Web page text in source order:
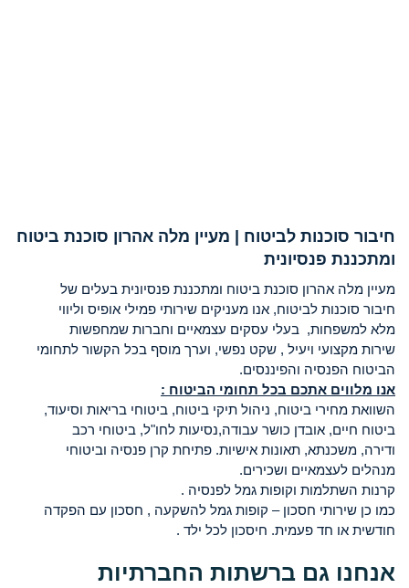
חיבור סוכנות לביטוח | מעיין מלה אהרון סוכנת ביטוח
ומתכננת פנסיונית
מעיין מלה אהרון סוכנת ביטוח ומתכננת פנסיונית בעלים של
חיבור סוכנות לביטוח, אנו מעניקים שירותי פמילי אופיס וליווי
מלא למשפחות, בעלי עסקים עצמאיים וחברות שמחפשות
שירות מקצועי ויעיל , שקט נפשי, וערך מוסף בכל הקשור לתחומי
הביטוח הפנסיה והפיננסים.
אנו מלווים אתכם בכל תחומי הביטוח :
השוואת מחירי ביטוח, ניהול תיקי ביטוח, ביטוחי בריאות וסיעוד,
ביטוח חיים, אובדן כושר עבודה,נסיעות לחו"ל, ביטוחי רכב
ודירה, משכנתא, תאונות אישיות. פתיחת קרן פנסיה וביטוחי
מנהלים לעצמאיים ושכירים.
קרנות השתלמות וקופות גמל לפנסיה .
כמו כן שירותי חסכון – קופות גמל להשקעה , חסכון עם הפקדה
חודשית או חד פעמית. חיסכון לכל ילד .
אנחנו גם ברשתות החברתיות